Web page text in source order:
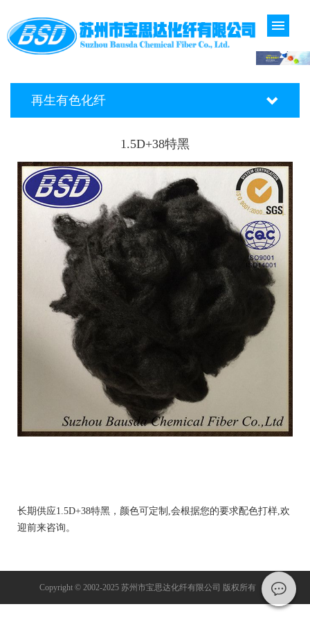
再生有色化纤
1.5D+38特黑
长期供应1.5D+38特黑，颜色可定制,会根据您的要求配色打样,欢
迎前来咨询。
Copyright © 2002-2025 苏州市宝思达化纤有限公司 版权所有